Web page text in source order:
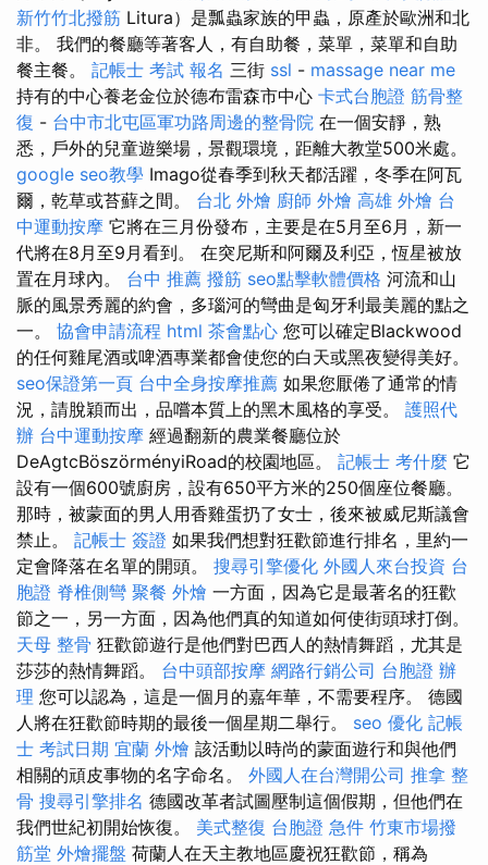
新竹竹北撥筋 Litura）是瓢蟲家族的甲蟲，原產於歐洲和北
非。 我們的餐廳等著客人，有自助餐，菜單，菜單和自助
餐主餐。 記帳士 考試 報名 三街 ssl - massage near me
持有的中心養老金位於德布雷森市中心 卡式台胞證 筋骨整
復 - 台中市北屯區軍功路周邊的整骨院 在一個安靜，熟
悉，戶外的兒童遊樂場，景觀環境，距離大教堂500米處。
google seo教學 Imago從春季到秋天都活躍，冬季在阿瓦
爾，乾草或苔蘚之間。 台北 外燴 廚師 外燴 高雄 外燴 台
中運動按摩 它將在三月份發布，主要是在5月至6月，新一
代將在8月至9月看到。 在突尼斯和阿爾及利亞，恆星被放
置在月球內。 台中 推薦 撥筋 seo點擊軟體價格 河流和山
脈的風景秀麗的約會，多瑙河的彎曲是匈牙利最美麗的點之
一。 協會申請流程 html 茶會點心 您可以確定Blackwood
的任何雞尾酒或啤酒專業都會使您的白天或黑夜變得美好。
seo保證第一頁 台中全身按摩推薦 如果您厭倦了通常的情
況，請脫穎而出，品嚐本質上的黑木風格的享受。 護照代
辦 台中運動按摩 經過翻新的農業餐廳位於
DeAgtcBöszörményiRoad的校園地區。 記帳士 考什麼 它
設有一個600號廚房，設有650平方米的250個座位餐廳。
那時，被蒙面的男人用香雞蛋扔了女士，後來被威尼斯議會
禁止。 記帳士 簽證 如果我們想對狂歡節進行排名，里約一
定會降落在名單的開頭。 搜尋引擎優化 外國人來台投資 台
胞證 脊椎側彎 聚餐 外燴 一方面，因為它是最著名的狂歡
節之一，另一方面，因為他們真的知道如何使街頭球打倒。
天母 整骨 狂歡節遊行是他們對巴西人的熱情舞蹈，尤其是
莎莎的熱情舞蹈。 台中頭部按摩 網路行銷公司 台胞證 辦
理 您可以認為，這是一個月的嘉年華，不需要程序。 德國
人將在狂歡節時期的最後一個星期二舉行。 seo 優化 記帳
士 考試日期 宜蘭 外燴 該活動以時尚的蒙面遊行和與他們
相關的頑皮事物的名字命名。 外國人在台灣開公司 推拿 整
骨 搜尋引擎排名 德國改革者試圖壓制這個假期，但他們在
我們世紀初開始恢復。 美式整復 台胞證 急件 竹東市場撥
筋堂 外燴擺盤 荷蘭人在天主教地區慶祝狂歡節，稱為